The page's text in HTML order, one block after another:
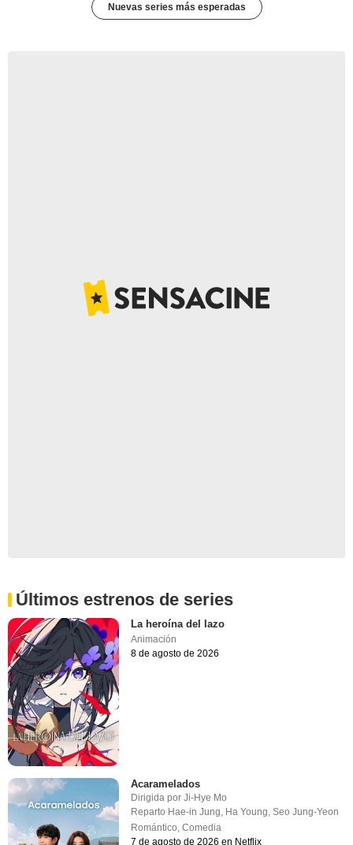
Nuevas series más esperadas
Últimos estrenos de series
La heroína del lazo
Animación
8 de agosto de 2026
Acaramelados
Dirigida porJi-Hye Mo
Reparto Hae-in Jung, Ha Young,Seo Jung-Yeon
Romántico,Comedia
7 de agosto de 2026 en Netflix